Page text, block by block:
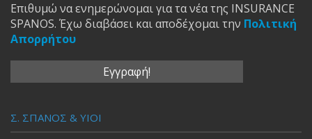
Επιθυμώ να ενημερώνομαι για τα νέα της INSURANCE
SPANOS. Έχω διαβάσει και αποδέχομαι την Πολιτική
Απορρήτου
Σ. ΣΠΑΝΟΣ & ΥΙΟΙ